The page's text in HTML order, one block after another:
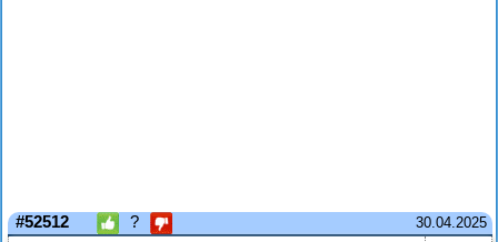
30.04.2025
#52512 ?